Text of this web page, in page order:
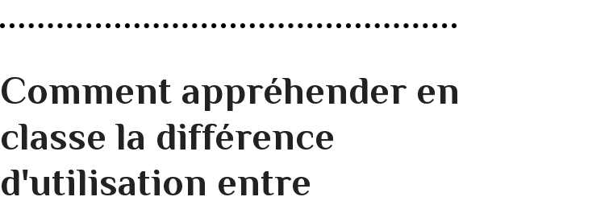
Comment appréhender en
classe la différence
d'utilisation entre